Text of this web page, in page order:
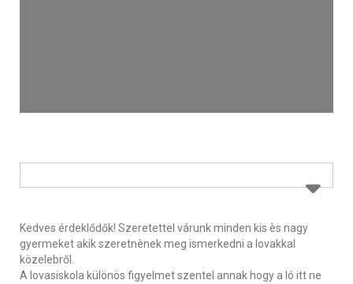
Kedves érdeklődők! Szeretettel várunk minden kis ès nagy
gyermeket akik szeretnènek meg ismerkedni a lovakkal
közelebről.
A lovasiskola különös figyelmet szentel annak hogy a ló itt ne